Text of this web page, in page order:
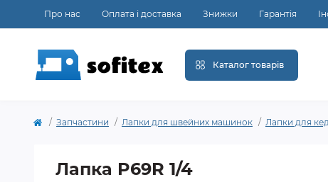
Про нас Оплата і доставка Знижки Гарантія
Каталог товарів
Запчастини Лапки для швейних машинок Лапки для
Лапка P69R 1/4